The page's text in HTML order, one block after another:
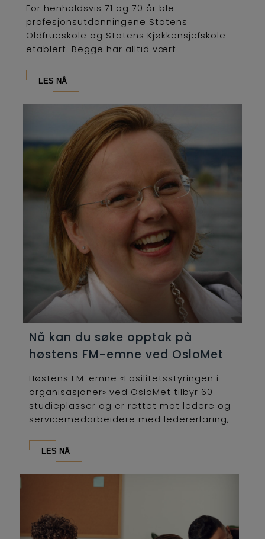
For henholdsvis 71 og 70 år ble
profesjonsutdanningene Statens
Oldfrueskole og Statens Kjøkkensjefskole
etablert. Begge har alltid vært
LES NÅ
Nå kan du søke opptak på
høstens FM-emne ved OsloMet
Høstens FM-emne «Fasilitetsstyringen i
organisasjoner» ved OsloMet tilbyr 60
studieplasser og er rettet mot ledere og
servicemedarbeidere med ledererfaring,
LES NÅ